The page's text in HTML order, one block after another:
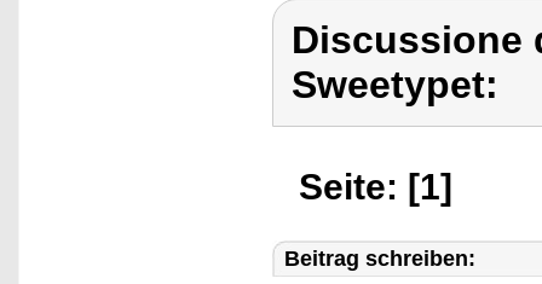
Discussione
Sweetypet:
Seite: [1]
Beitrag schreiben: